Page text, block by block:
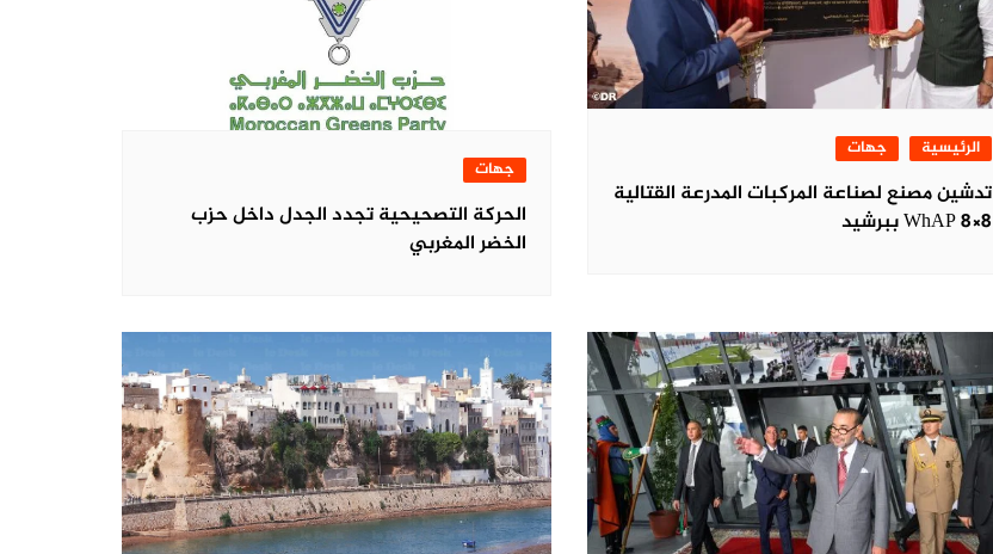
الرئيسية جهات
تدشين مصنع لصناعة المركبات المدرعة القتالية
WhAP 8×8 ببرشيد
جهات
الحركة التصحيحية تجدد الجدل داخل حزب
الخضر المغربي